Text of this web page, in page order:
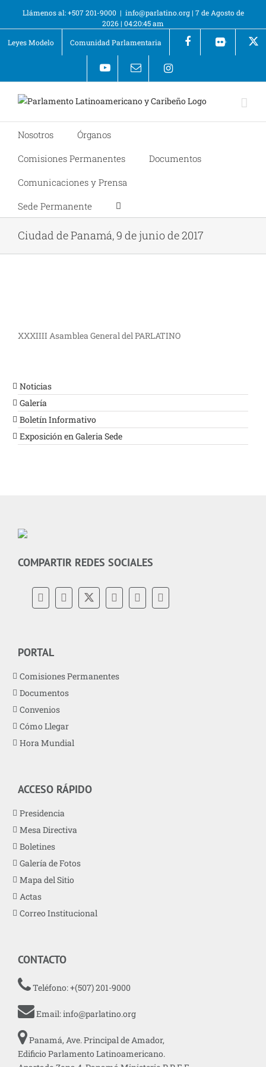
Llámenos al: +507 201-9000 | info@parlatino.org| 7 de Agosto de
2026| 04:20:45 am
Leyes Modelo
Comunidad Parlamentaria +
Nosotros
Órganos
Comisiones Permanentes
Documentos
Comunicaciones y Prensa
Sede Permanente
Ciudad de Panamá, 9 de junio de 2017
XXXIIII Asamblea General del PARLATINO
Noticias
Galería
Boletín Informativo
Exposición en Galeria Sede
COMPARTIR REDES SOCIALES
PORTAL
Comisiones Permanentes
Documentos
Convenios
Cómo Llegar
Hora Mundial
ACCESO RÁPIDO
Presidencia
Mesa Directiva
Boletines
Galería de Fotos
Mapa del Sitio
Actas
Correo Institucional
CONTACTO
Teléfono: +(507) 201-9000
Email:info@parlatino.org
Panamá, Ave. Principal de Amador,
Edificio Parlamento Latinoamericano.